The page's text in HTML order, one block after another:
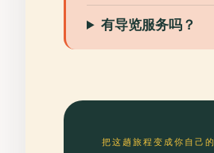
有导览服务吗？
把这趟旅程变成你自己的